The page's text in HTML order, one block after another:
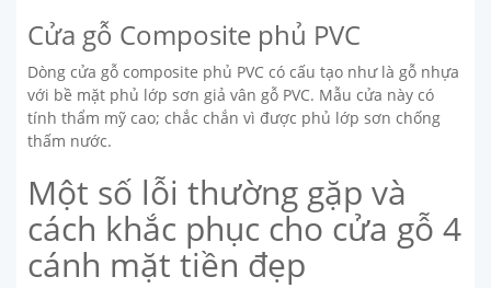
Cửa gỗ Composite phủ PVC
Dòng cửa gỗ composite phủ PVC có cấu tạo như là gỗ nhựa
với bề mặt phủ lớp sơn giả vân gỗ PVC. Mẫu cửa này có
tính thẩm mỹ cao; chắc chắn vì được phủ lớp sơn chống
thấm nước.
Một số lỗi thường gặp và
cách khắc phục cho cửa gỗ 4
cánh mặt tiền đẹp